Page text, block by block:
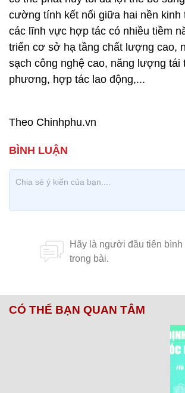
cường tính kết nối giữa hai nền kinh
các lĩnh vực hợp tác có nhiều tiềm
triển cơ sở hạ tầng chất lượng cao,
sạch công nghệ cao, năng lượng tái
phương, hợp tác lao động,...
Theo Chinhphu.vn
CÓ THỂ BẠN QUAN TÂM